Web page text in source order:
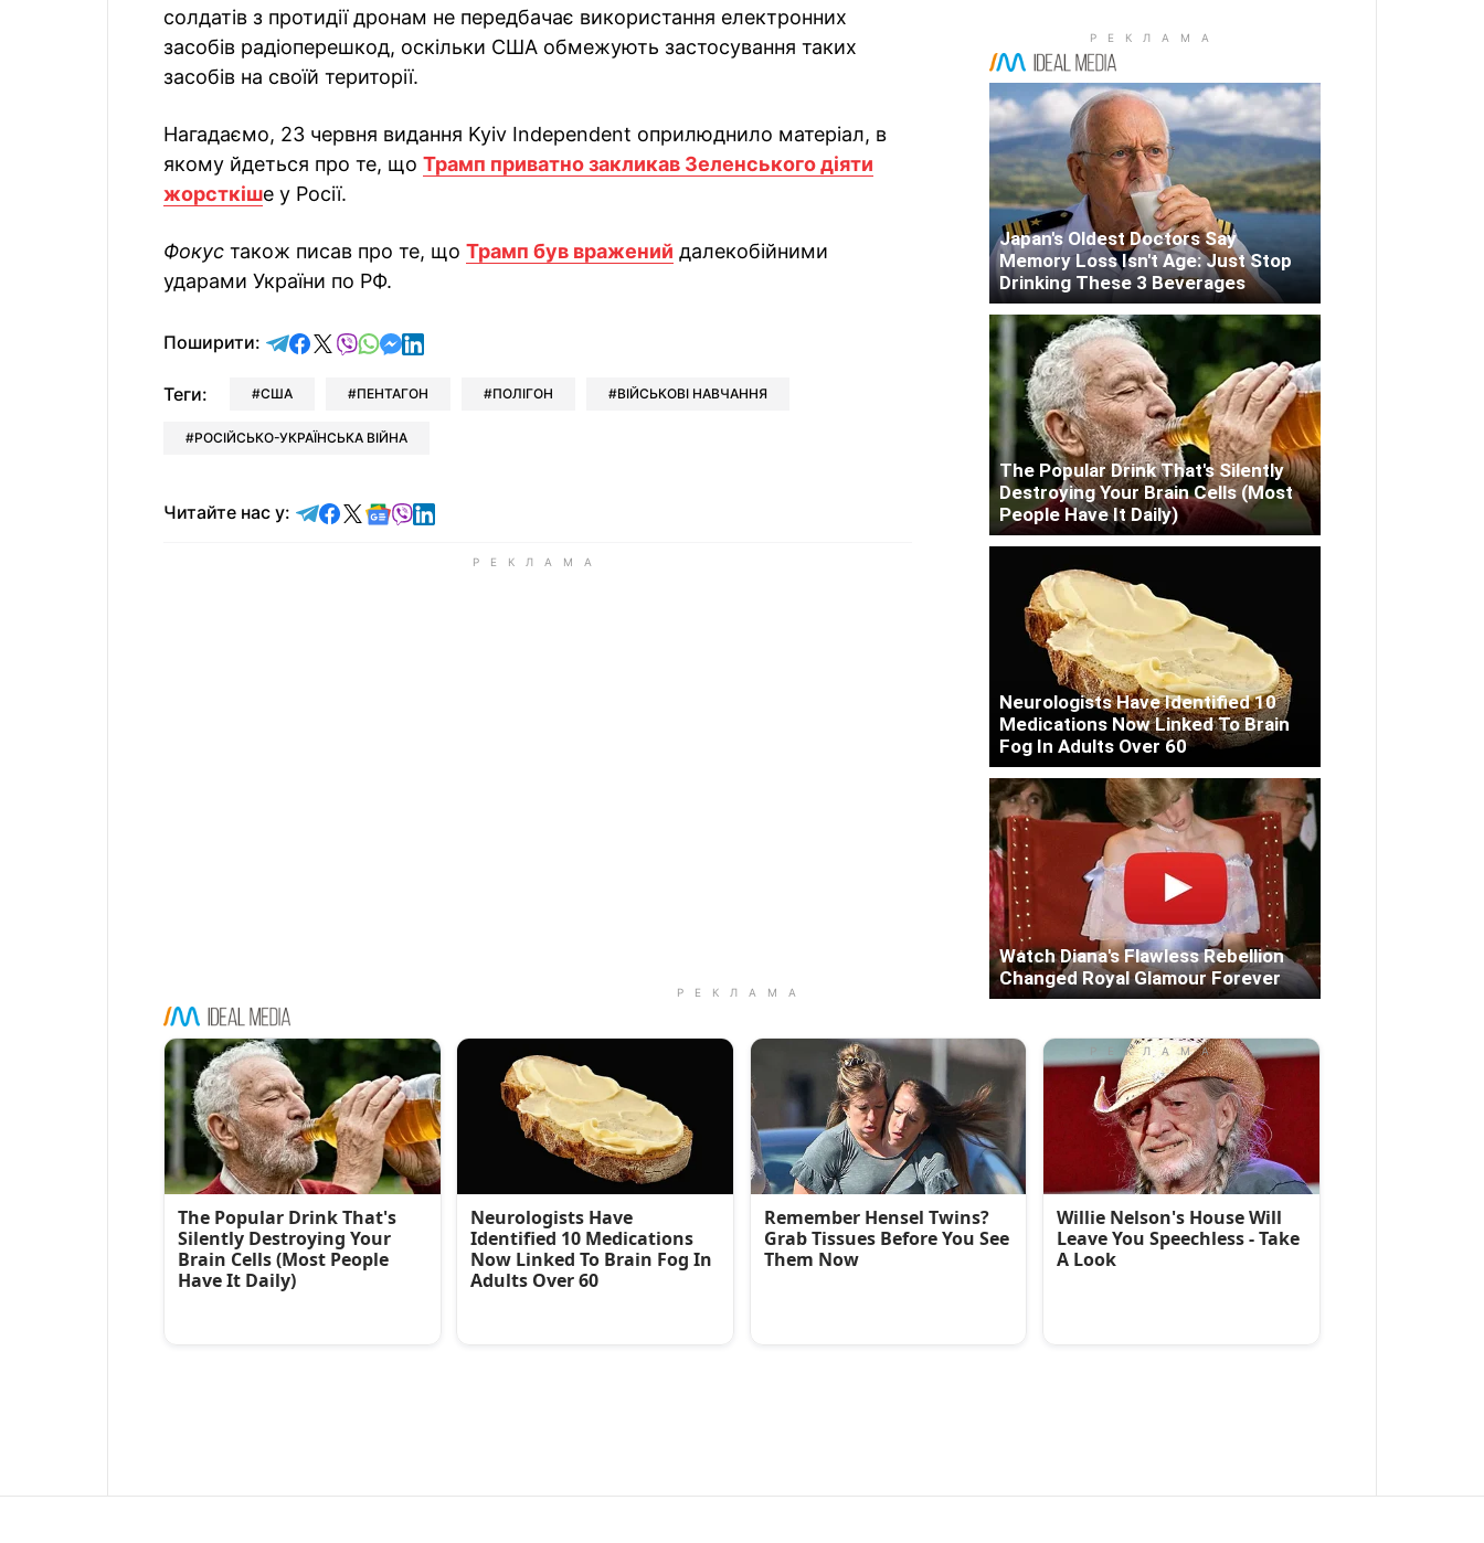
солдатів з протидії дронам не передбачає використання електронних
засобів радіоперешкод, оскільки США обмежують застосування таких
засобів на своїй території.
Нагадаємо, 23 червня видання Kyiv Independent оприлюднило матеріал, в
якому йдеться про те, що Трамп приватно закликав Зеленського діяти
жорсткіше у Росії.
Фокус також писав про те, що Трамп був вражений далекобійними
ударами України по РФ.
Поширити: відправити у Telegram
поділитись у Facebook
поділитись у X
відправити у Viber
відправити у Whatsapp
відправити у Messenger
відправити у LinkedIn
Теги: США ПЕНТАГОН ПОЛІГОН ВІЙСЬКОВІ НАВЧАННЯ
РОСІЙСЬКО-УКРАЇНСЬКА ВІЙНА
Читайте нас у: Читайте у Telegram
Читайте у Facebook
Читайте у X
Читайте у Google news
Читайте у Viber
Читайте у LinkedIn
Japan's Oldest Doctors Say
Memory Loss Isn't Age: Just Stop
Drinking These 3 Beverages
The Popular Drink That's Silently
Destroying Your Brain Cells (Most
People Have It Daily)
Neurologists Have Identified 10
Medications Now Linked To Brain
Fog In Adults Over 60
Watch Diana's Flawless Rebellion
Changed Royal Glamour Forever